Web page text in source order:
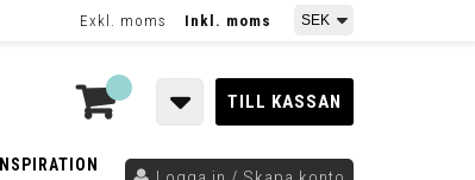
Exkl. moms Inkl. moms
TILL KASSAN
INSPIRATION